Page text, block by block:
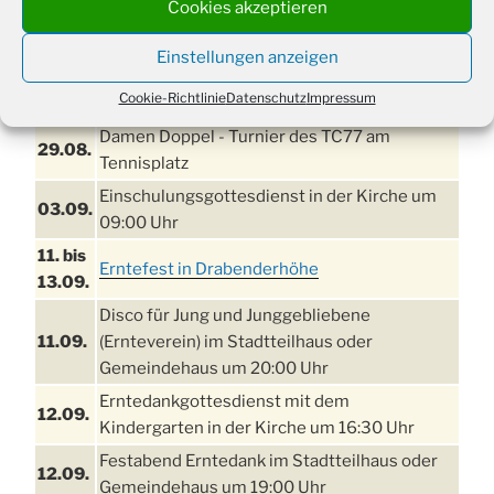
Cookies akzeptieren
Einstellungen anzeigen
Cookie-RichtlinieDatenschutzImpressum
TERMINE
21. bis Sommerfreizeit der Ev. Jugend in Berlin für
Kinder ab 13 Jahren
29.08.
Damen Doppel - Turnier des TC77 am
Tennisplatz
03.09.
Einschulungsgottesdienst in der Kirche um
09:00 Uhr
11. bis
13.09.
Erntefest in Drabenderhöhe
11.09.
Disco für Jung und Junggebliebene
(Ernteverein) im Stadtteilhaus oder
Gemeindehaus um 20:00 Uhr
12.09.
Erntedankgottesdienst mit dem
Kindergarten in der Kirche um 16:30 Uhr
12.09.
Festabend Erntedank im Stadtteilhaus oder
Gemeindehaus um 19:00 Uhr